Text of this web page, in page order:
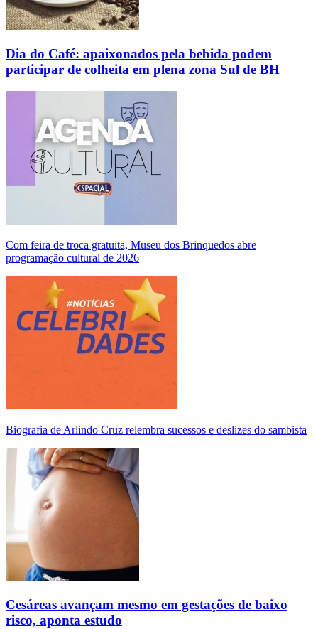
Dia do Café: apaixonados pela bebida podem
participar de colheita em plena zona Sul de BH
Com feira de troca gratuita, Museu dos Brinquedos abre
programação cultural de 2026
Biografia de Arlindo Cruz relembra sucessos e deslizes do sambista
Cesáreas avançam mesmo em gestações de baixo
risco, aponta estudo